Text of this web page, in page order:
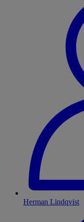
Herman Lindqvist